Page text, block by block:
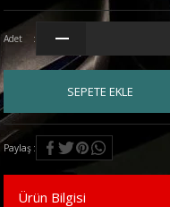
Adet
SEPETE EKLE
Paylaş
Ürün Bilgisi